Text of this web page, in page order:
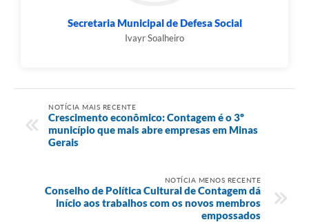
Secretaria Municipal de Defesa Social
Ivayr Soalheiro
NOTÍCIA MAIS RECENTE
Crescimento econômico: Contagem é o 3º
município que mais abre empresas em Minas
Gerais
NOTÍCIA MENOS RECENTE
Conselho de Política Cultural de Contagem dá
início aos trabalhos com os novos membros
empossados